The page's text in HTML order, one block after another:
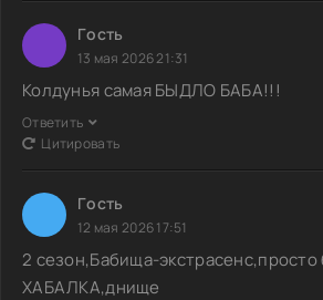
Гoсть
13 мая 2026 21:31
Колдунья самая БЫДЛО БАБА!!!
Ответить
Цитировать
Гoсть
12 мая 2026 17:51
2 сезон,Бабища-
ХАБАЛКА,днище